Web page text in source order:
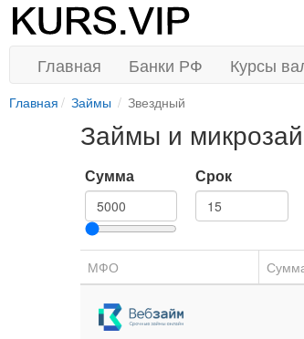
Главная Банки РФ Курсы
Главная Займы Звездный
Займы и
Сумма Срок
МФО